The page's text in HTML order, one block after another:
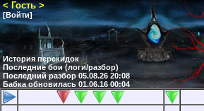
< Гость >
[Войти]
История перекидок
Последние бои (логи/разбор)
Последний разбор 05.08.26 20:08
Бабка обновилась 01.06.16 00:04